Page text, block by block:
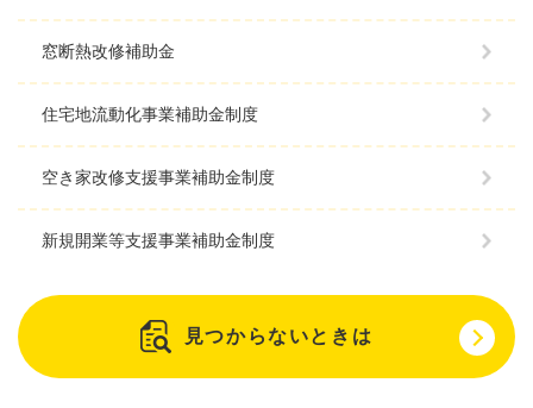
窓断熱改修補助金
住宅地流動化事業補助金制度
空き家改修支援事業補助金制度
新規開業等支援事業補助金制度
見つからないときは